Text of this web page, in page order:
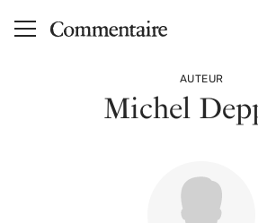
Aller au contenu principal
AUTEUR
Michel